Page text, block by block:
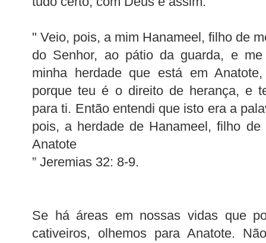
" Veio, pois, a mim Hanameel, filho de
do Senhor, ao pátio da guarda, e
minha herdade que está em
porque teu é o direito de herança, e
para ti. Então entendi que isto era a
pois, a herdade de Hanameel, filho
Anatote
” Jeremias 32: 8-9.
Se há áreas em nossas vidas que
cativeiros, olhemos para Anatote.